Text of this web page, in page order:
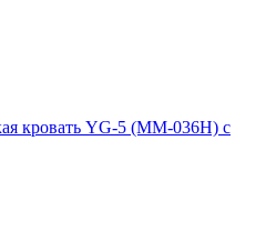
кровать YG-5 (ММ-036Н) с